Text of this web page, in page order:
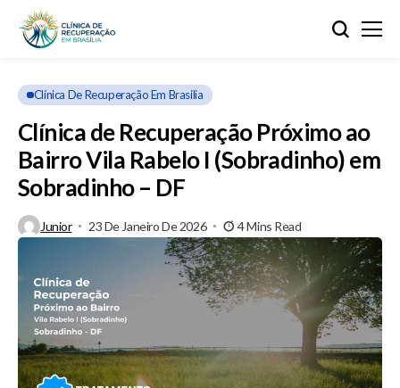
Clínica De Recuperação Em Brasilia
Clínica de Recuperação Próximo ao
Bairro Vila Rabelo I (Sobradinho) em
Sobradinho – DF
Junior 23 De Janeiro De 2026 4 Mins Read